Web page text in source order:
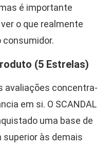
é importante
o que realmente
consumidor.
(5 Estrelas)
avaliações concentra-
em si. O SCANDAL
uma base de
às demais